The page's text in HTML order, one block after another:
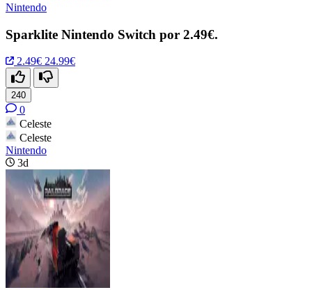
Nintendo
Sparklite Nintendo Switch por 2.49€.
2.49€ 24.99€
240
0
Celeste
Celeste
Nintendo
3d